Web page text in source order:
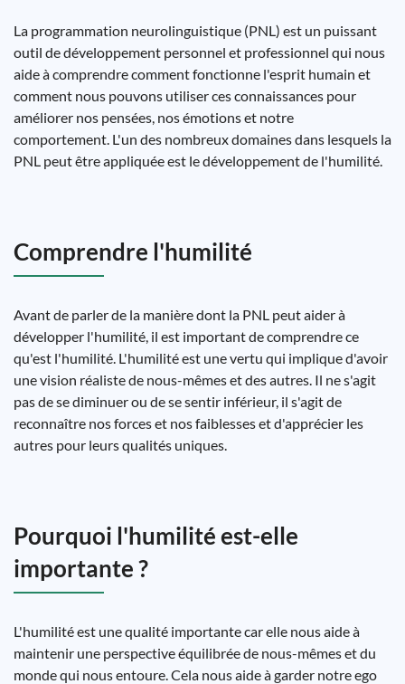
La programmation neurolinguistique (PNL) est un puissant
outil de développement personnel et professionnel qui nous
aide à comprendre comment fonctionne l'esprit humain et
comment nous pouvons utiliser ces connaissances pour
améliorer nos pensées, nos émotions et notre
comportement. L'un des nombreux domaines dans lesquels la
PNL peut être appliquée est le développement de l'humilité.
Comprendre l'humilité
Avant de parler de la manière dont la PNL peut aider à
développer l'humilité, il est important de comprendre ce
qu'est l'humilité. L'humilité est une vertu qui implique d'avoir
une vision réaliste de nous-mêmes et des autres. Il ne s'agit
pas de se diminuer ou de se sentir inférieur, il s'agit de
reconnaître nos forces et nos faiblesses et d'apprécier les
autres pour leurs qualités uniques.
Pourquoi l'humilité est-elle
importante ?
L'humilité est une qualité importante car elle nous aide à
maintenir une perspective équilibrée de nous-mêmes et du
monde qui nous entoure. Cela nous aide à garder notre ego